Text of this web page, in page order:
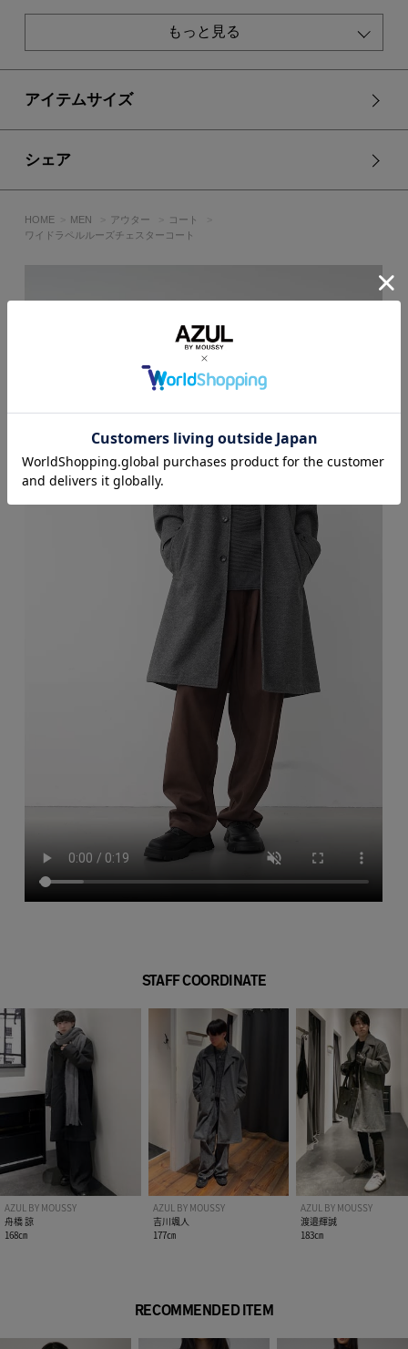
■モデル身長：185cm、着用サイズ：Lサイズ
※画像の商品はサンプルです。実際の商品と仕様、加工が若干
※画像の商品は光の照射や角度、お使いのモニター環境によ
り、実物と色味が異なる場合がございます。
※着用、お取り扱いの際は、アテンションタグをご確認くださ
もっと見る
アイテムサイズ
シェア
HOME MEN アウター
コート
ワイドラペルルーズチェスターコート
STAFF COORDINATE
AZUL BY MOUSSY
舟橋 諒
168㎝
AZUL BY MOUSSY
吉川颯人
177㎝
AZUL BY MOUSSY
渡邉輝誠
183㎝
RECOMMENDED ITEM